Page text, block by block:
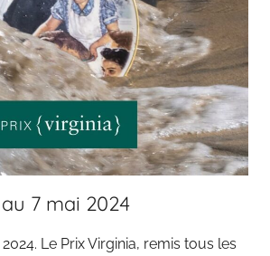
7 mai 2024
Le Prix Virginia, remis tous les